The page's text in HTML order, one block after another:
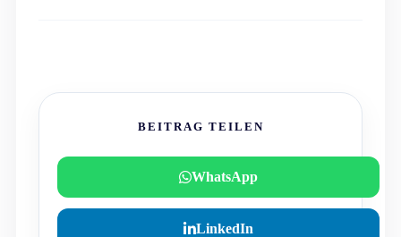
BEITRAG TEILEN
WhatsApp
LinkedIn